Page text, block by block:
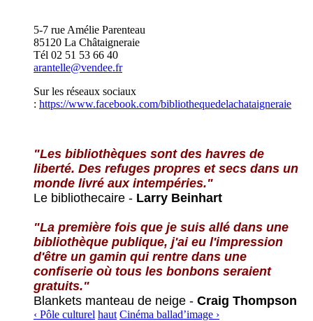
5-7 rue Amélie Parenteau
85120 La Châtaigneraie
Tél 02 51 53 66 40
arantelle@vendee.fr
Sur les réseaux sociaux
: https://www.facebook.com/bibliothequedelachataigneraie
"Les bibliothèques sont des havres de
liberté. Des refuges propres et secs dans un
monde livré aux intempéries."
Le bibliothecaire - Larry Beinhart
"La première fois que je suis allé dans une
bibliothèque publique, j'ai eu l'impression
d'être un gamin qui rentre dans une
confiserie où tous les bonbons seraient
gratuits."
Blankets manteau de neige - Craig Thompson
‹ Pôle culturel haut Cinéma ballad’image ›